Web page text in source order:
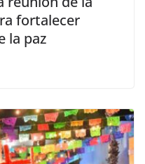
fortalecer
la paz